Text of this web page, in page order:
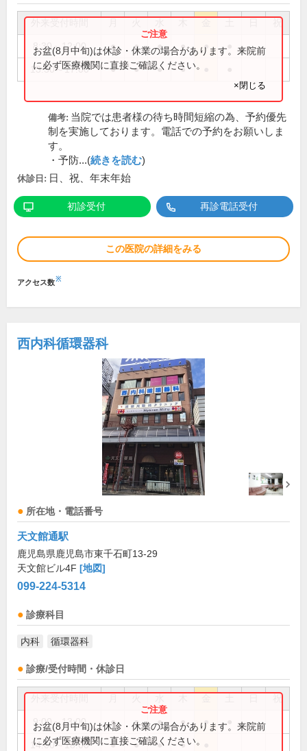
祝
8:30～12:00 ● ● ● ● ●
13:30～17:00 ● ● ● ●
お盆(8月中旬)は休診・休業の場合があります。来院前
に必ず医療機関に直接ご確認ください。
×閉じる
備考: 当院では患者様の待ち時間短縮の為、予約優先
制を実施しております。電話での予約をお願いしま
す。
・予防...(続きを読む)
休診日: 日、祝、年末年始
初診受付 再診電話受付
この医院の詳細をみる
アクセス数※
西内科循環器科
所在地・電話番号
天文館通駅
鹿児島県鹿児島市東千石町13-29
天文館ビル4F [地図]
099-224-5314
診療科目
内科 循環器科
診療/受付時間・休診日
祝
9:00～13:00 ● ● ● ● ●
14:00～18:00 ● ● ● ●
お盆(8月中旬)は休診・休業の場合があります。来院前
に必ず医療機関に直接ご確認ください。